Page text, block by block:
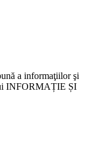
a informaţiilor şi
INFORMAȚIE ȘI